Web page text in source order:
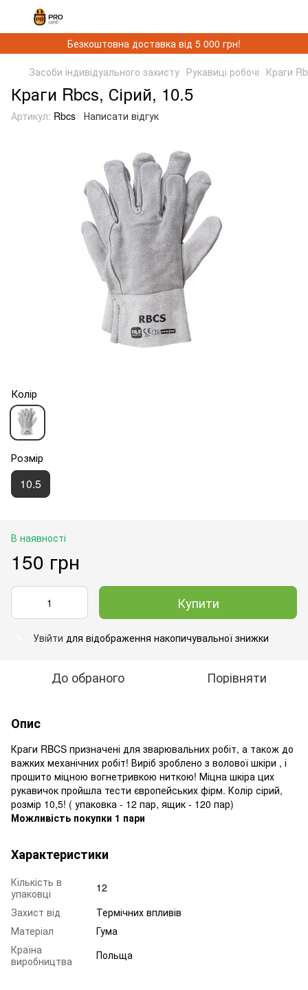
Безкоштовна доставка від 5 000 грн!
Засоби індивідуального захисту Рукавиці робочі Краги
Краги Rbcs, Сірий, 10.5
Артикул: Rbcs Написати відгук
Колір
Розмір
10.5
В наявності
150 грн
Купити
Увійти для відображення накопичувальної знижки
До обраного Порівняти
Опис
Краги RBCS призначені для зварювальних робіт, а також до
важких механічних робіт! Виріб зроблено з волової шкіри , і
прошито міцною вогнетривкою ниткою! Міцна шкіра цих
рукавичок пройшла тести європейських фірм. Колір сірий,
розмір 10,5! ( упаковка - 12 пар, ящик - 120 пар)
Можливість покупки 1 пари
Характеристики
Кількість в
упаковці
12
Захист від
Термічних впливів
Матеріал
Гума
Країна
виробництва
Польща